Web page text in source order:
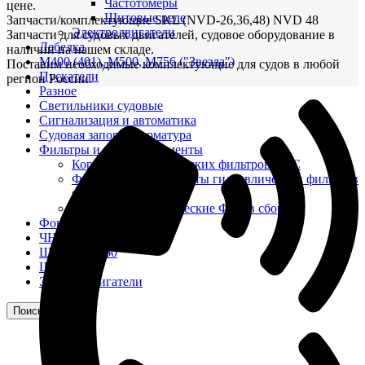
Частотомеры
Щитовые реле
Электродвигатели
Лебедка
М400 (401), М500, М756 ("Звезда")
Пускатели
Разное
Светильники судовые
Сигнализация и автоматика
Судовая запорная арматура
Фильтры и фильтроэлементы
Корпусы гидравлических фильтров ФГС
Фильтрующие элементы гидравлических фильтров
ФГС
Фильтры гидравлические ФГС в сборе
Фонари
ЧН 25/34
Шкода 6S-160
Шкода-275
Электродвигатели
Поиск
цене.
Запчасти/комплектующие SKL (NVD-26,36,48) NVD 48
Запчасти для судовых двигателей, судовое оборудование в
наличии на нашем складе.
Поставим необходимые комплектующие для судов в любой
регион России.